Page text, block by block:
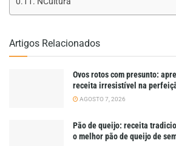
Artigos Relacionados
Ovos rotos com presunto:
receita irresistível na
AGOSTO 7, 2026
Pão de queijo: receita
o melhor pão de queijo de